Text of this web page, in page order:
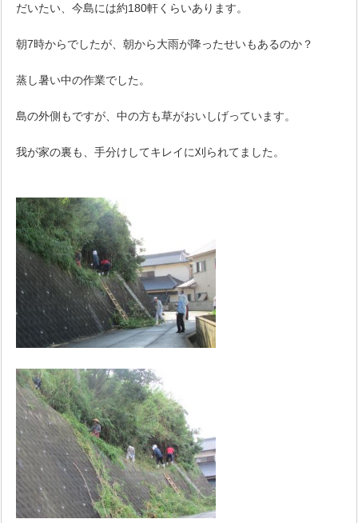
だいたい、今島には約180軒くらいあります。
朝7時からでしたが、朝から大雨が降ったせいもあるのか？
蒸し暑い中の作業でした。
島の外側もですが、中の方も草がおいしげっています。
我が家の裏も、手分けしてキレイに刈られてました。